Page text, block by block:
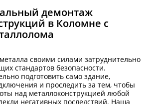
демонтаж
в Коломне с
своими силами затруднительно
стандартов безопасности.
подготовить само здание,
и проследить за тем, чтобы
над металлоконструкцией любой
негативных последствий. Наша